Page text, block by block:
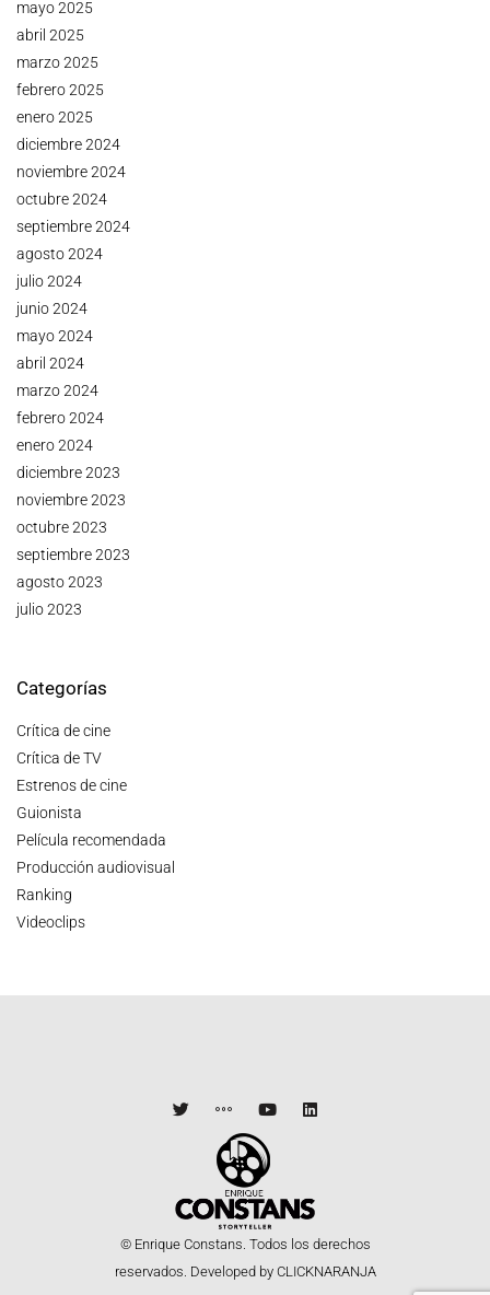
mayo 2025
abril 2025
marzo 2025
febrero 2025
enero 2025
diciembre 2024
noviembre 2024
octubre 2024
septiembre 2024
agosto 2024
julio 2024
junio 2024
mayo 2024
abril 2024
marzo 2024
febrero 2024
enero 2024
diciembre 2023
noviembre 2023
octubre 2023
septiembre 2023
agosto 2023
julio 2023
Categorías
Crítica de cine
Crítica de TV
Estrenos de cine
Guionista
Película recomendada
Producción audiovisual
Ranking
Videoclips
© Enrique Constans. Todos los derechos
reservados. Developed by CLICKNARANJA